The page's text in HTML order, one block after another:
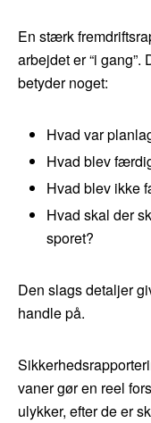
En stærk
arbejdet er “i
betyder noget:
Hvad var
Hvad blev
Hvad blev ikke
Hvad skal der
sporet?
Den slags detaljer
handle på.
vaner gør en reel
ulykker, efter de er